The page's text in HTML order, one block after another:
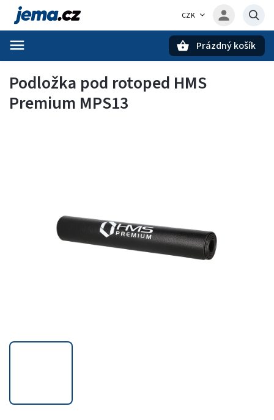
CZK
Prázdný košík
Podložka pod rotoped HMS
Premium MPS13